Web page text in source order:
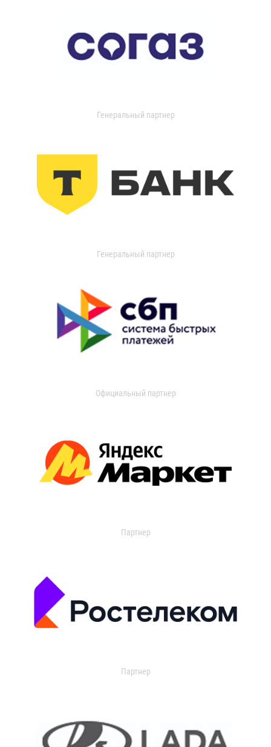
Генеральный партнер
Генеральный партнер
Официальный партнер
Партнер
Партнер